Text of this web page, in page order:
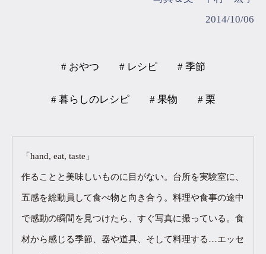
2014/10/06
# おやつ # レシピ # 季節
# 暮らしのレシピ # 果物 # 栗
「hand, eat, taste」
作ることと美味しいものに目がない。台所を実験室に、
五感を総動員して食べ物と向き合う。料理や食事の途中
で感動の瞬間を見つけたら、すぐ写真に撮っている。食
材から感じる季節、器や道具、そして料理する…エッセ